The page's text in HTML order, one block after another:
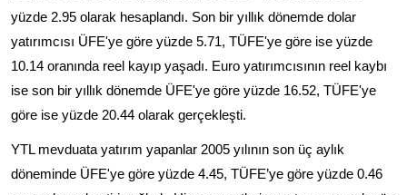
yüzde 2.95 olarak hesaplandı. Son bir yıllık dönemde dolar
yatırımcısı ÜFE'ye göre yüzde 5.71, TÜFE'ye göre ise yüzde
10.14 oranında reel kayıp yaşadı. Euro yatırımcısının reel kaybı
ise son bir yıllık dönemde ÜFE'ye göre yüzde 16.52, TÜFE'ye
göre ise yüzde 20.44 olarak gerçekleşti.
YTL mevduata yatırım yapanlar 2005 yılının son üç aylık
döneminde ÜFE'ye göre yüzde 4.45, TÜFE’ye göre yüzde 0.46